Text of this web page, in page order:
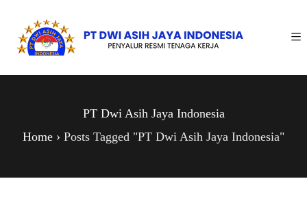
PT Dwi Asih Jaya Indonesia
Home › Posts Tagged "PT Dwi Asih Jaya Indonesia"